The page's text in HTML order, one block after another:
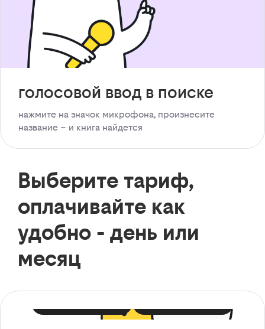
голосовой ввод в поиске
нажмите на значок микрофона, произнесите
название – и книга найдется
Выберите тариф,
оплачивайте как
удобно - день или
месяц